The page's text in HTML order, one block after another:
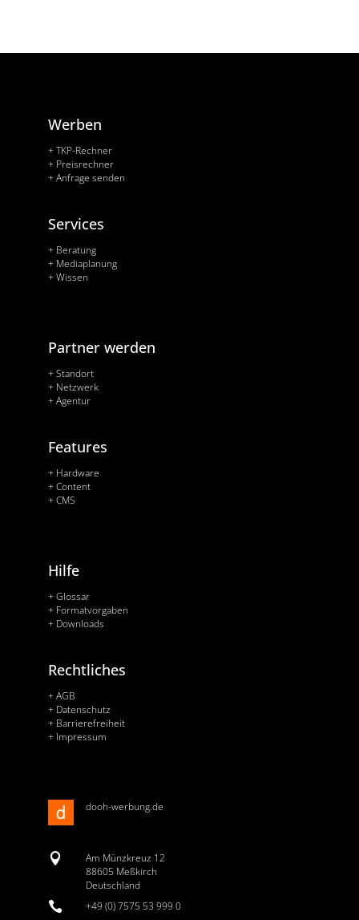
Werben
+ TKP-Rechner
+ Preisrechner
+ Anfrage senden
Services
+ Beratung
+ Mediaplanung
+ Wissen
Partner werden
+ Standort
+ Netzwerk
+ Agentur
Features
+ Hardware
+ Content
+ CMS
Hilfe
+ Glossar
+ Formatvorgaben
+ Downloads
Rechtliches
+ AGB
+ Datenschutz
+ Barrierefreiheit
+ Impressum
dooh-werbung.de

Am Münzkreuz 12
88605 Meßkirch
Deutschland
 +49 (0) 7575 53 999 0